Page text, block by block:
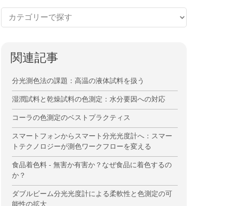
関連記事
分光測色法の課題：高温の液体試料を扱う
湿潤試料と乾燥試料の色測定：水分要因への対応
コーラの色測定のベストプラクティス
スマートフォンからスマート分光光度計へ：スマー
トテクノロジーが測色ワークフローを変える
食品着色料 - 無害か有害か？なぜ食品に着色するの
か？
ダブルビーム分光光度計による柔軟性と色測定の可